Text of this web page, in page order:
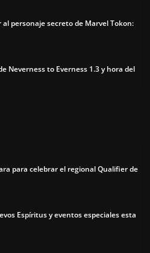
O
al personaje secreto de Marvel Tokon:
Neverness to Everness 1.3 y hora del
para celebrar el regional Qualifier de
Espíritus y eventos especiales esta